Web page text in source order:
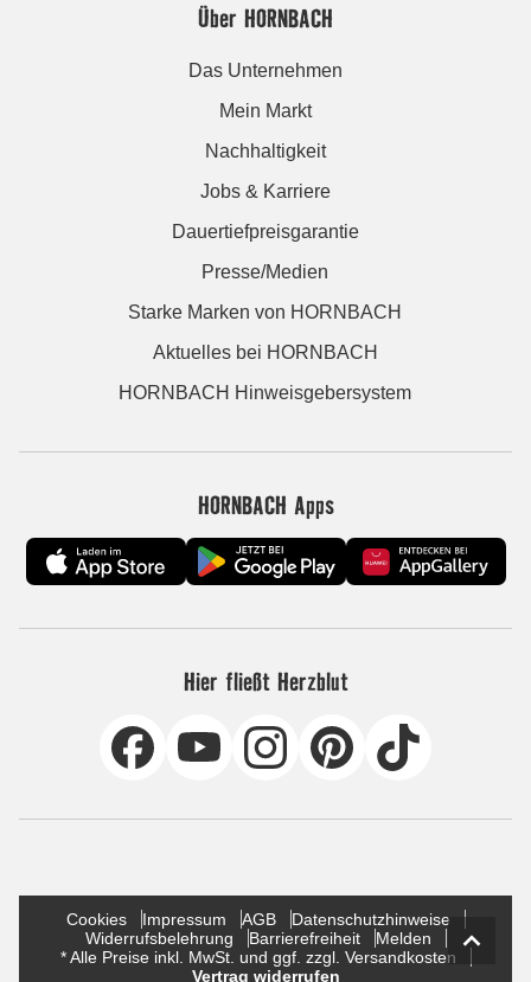
Über HORNBACH
Das Unternehmen
Mein Markt
Nachhaltigkeit
Jobs & Karriere
Dauertiefpreisgarantie
Presse/Medien
Starke Marken von HORNBACH
Aktuelles bei HORNBACH
HORNBACH Hinweisgebersystem
HORNBACH Apps
Hier fließt Herzblut
Cookies Impressum AGB
Datenschutzhinweise
Widerrufsbelehrung
Barrierefreiheit
Melden
* Alle Preise inkl. MwSt. und ggf. zzgl. Versandkosten
Vertrag widerrufen